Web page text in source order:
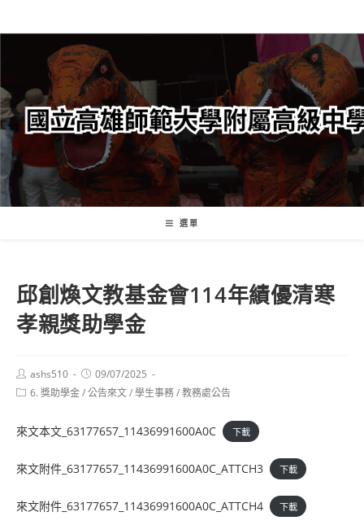
轉
要
內
容
選單
邱創煥文教基金會114年績優清寒
孝親獎助學金
Post
author:
ashs510
Post
published:
09/07/2025
Post6. 獎助學金/公告來文/學生事務/教務處公告
來文本文_63177657_11436991600A0C 下載
來文附件_63177657_11436991600A0C_ATTCH3 下載
來文附件_63177657_11436991600A0C_ATTCH4 下載